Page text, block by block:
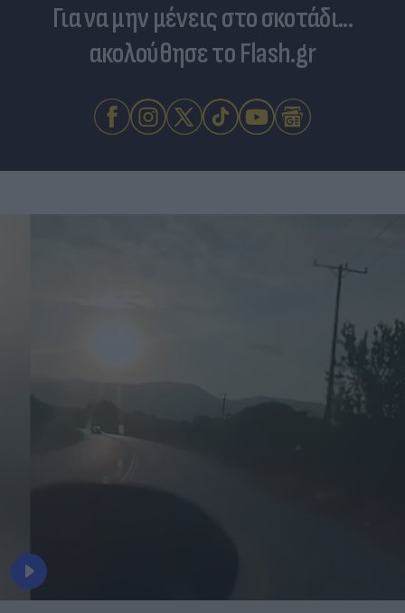
Για να μην μένεις στο σκοτάδι...
ακολούθησε το Flash.gr